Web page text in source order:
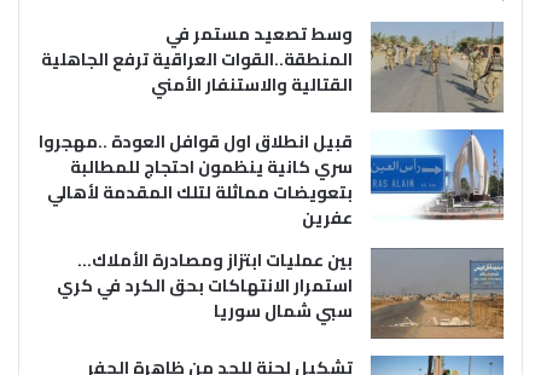
وسط تصعيد مستمر في
المنطقة..القوات العراقية ترفع الجاهلية
القتالية والاستنفار الأمني
قبيل انطلاق اول قوافل العودة ..مهجروا
سري كانية ينظمون احتجاج للمطالبة
بتعويضات مماثلة لتلك المقدمة لأهالي
عفرين
بين عمليات ابتزاز ومصادرة الأملاك…
استمرار الانتهاكات بحق الكرد في كري
سبي شمال سوريا
تشكيل لجنة للحد من ظاهرة الحفر